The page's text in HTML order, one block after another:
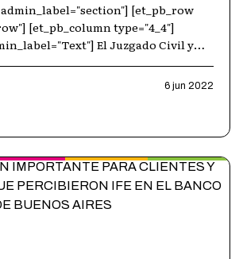
[et_pb_row
[et_pb_column type="4_4"]
El Juzgado Civil y
6 jun 2022